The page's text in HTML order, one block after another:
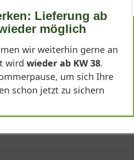
Die Sorte trägt bekanntlich gut
Lieferung ab
möglich
wir weiterhin gerne an
wird wieder ab KW 38.
um sich Ihre
schon jetzt zu sichern